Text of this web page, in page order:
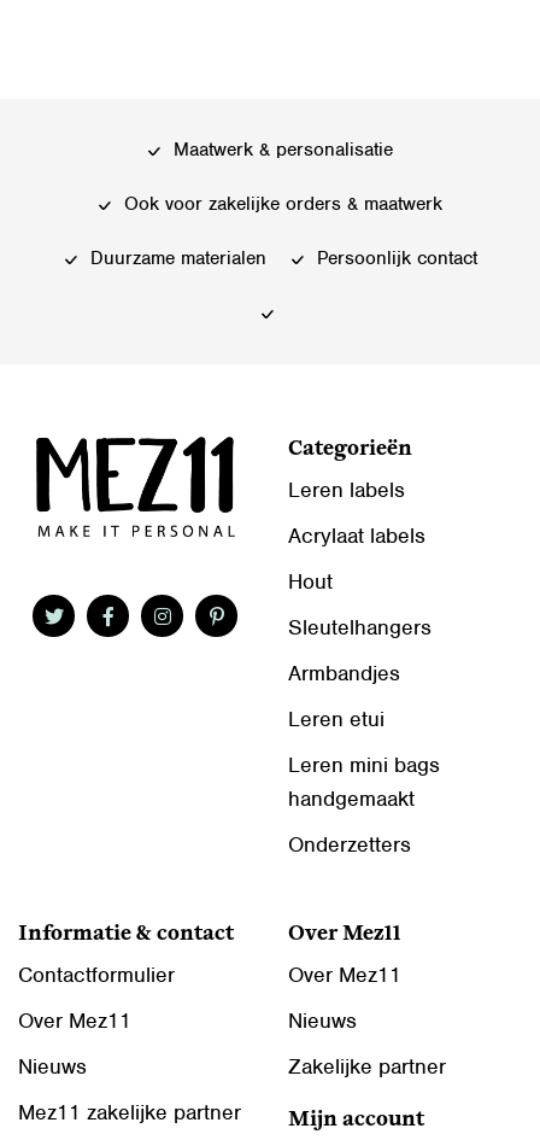
de
productpagina
Maatwerk & personalisatie
Ook voor zakelijke orders & maatwerk
Duurzame materialen Persoonlijk contact
Categorieën
Leren labels
Acrylaat labels
Hout
Sleutelhangers
Armbandjes
Leren etui
Leren mini bags
handgemaakt
Onderzetters
Informatie & contact
Contactformulier
Over Mez11
Nieuws
Mez11 zakelijke partner
Over Mez11
Over Mez11
Nieuws
Zakelijke partner
Mijn account